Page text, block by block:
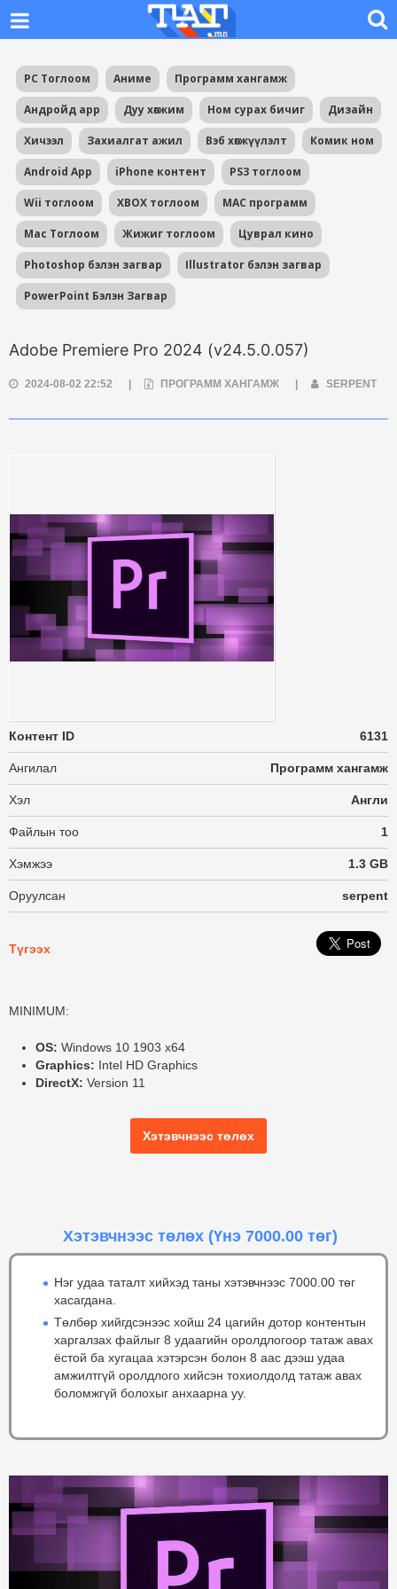
PC Тоглоом Аниме Программ хангамж
Андройд app Дуу хөгжим Ном сурах бичиг Дизайн
Хичээл Захиалгат ажил Вэб хөгжүүлэлт Комик ном
Android App iPhone контент PS3 тоглоом
Wii тоглоом XBOX тоглоом MAC программ
Mac Тоглоом Жижиг тоглоом Цуврал кино
Photoshop бэлэн загвар Illustrator бэлэн загвар
PowerPoint Бэлэн Загвар
Adobe Premiere Pro 2024 (v24.5.0.057)
2024-08-02 22:52 ПРОГРАММ ХАНГАМЖ SERPENT
Контент ID 6131
Ангилал Программ хангамж
Хэл Англи
Файлын тоо 1
Хэмжээ 1.3 GB
Оруулсан serpent
Түгээх
MINIMUM:
OS: Windows 10 1903 x64
Graphics: Intel HD Graphics
DirectX: Version 11
Хэтэвчнээс төлөх
Хэтэвчнээс төлөх (Үнэ 7000.00 төг)
Нэг удаа таталт хийхэд таны хэтэвчнээс 7000.00 төг
хасагдана.
Төлбөр хийгдсэнээс хойш 24 цагийн дотор контентын
харгалзах файлыг 8 удаагийн оролдлогоор татаж авах
ёстой ба хугацаа хэтэрсэн болон 8 аас дээш удаа
амжилтгүй оролдлого хийсэн тохиолдолд татаж авах
боломжгүй болохыг анхаарна уу.